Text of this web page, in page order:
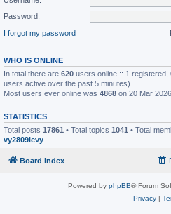
Password:
I forgot my password
WHO IS ONLINE
In total there are 620 users online :: 1
users active over the past 5 minutes)
Most users ever online was 4868 on 20 Mar
STATISTICS
Total posts 17861 • Total topics 1041 • Total
vy2809levy
Board index
Powered by phpBB® Forum
Privacy|